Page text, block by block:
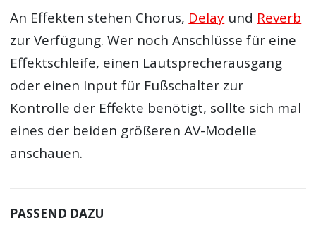
An Effekten stehen Chorus, Delay und Reverb
zur Verfügung. Wer noch Anschlüsse für eine
Effektschleife, einen Lautsprecherausgang
oder einen Input für Fußschalter zur
Kontrolle der Effekte benötigt, sollte sich mal
eines der beiden größeren AV-Modelle
anschauen.
PASSEND DAZU